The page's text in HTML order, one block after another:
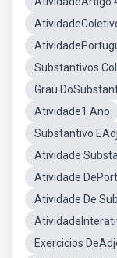
Substantivos
Grau
Atividade1 Ano
Substantivo
Atividade
Atividade
Atividade De
Exercicios